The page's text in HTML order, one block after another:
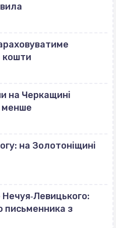
кошти
на Черкащині
менше
на Золотоніщині
Нечуя‐Левицького:
письменника з